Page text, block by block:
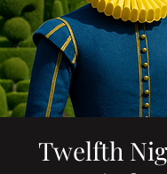
Twelfth